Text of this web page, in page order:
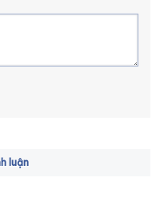
THÀNH PHỐ TRỰC THUỘC
luận